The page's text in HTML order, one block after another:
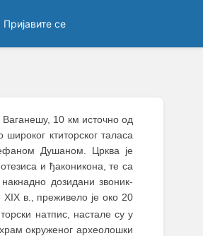
Пријавите се
10 км источно од
широког ктиторског таласа
Душаном. Црква je
и ђаконикона, те са
дозидани звоник-
XIX в., преживело је око 20
натпис, настале су у
окруженог археолошки